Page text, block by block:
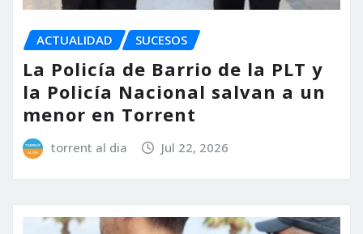
ACTUALIDAD SUCESOS
La Policía de Barrio de la PLT y
la Policía Nacional salvan a un
menor en Torrent
torrent al dia Jul 22, 2026